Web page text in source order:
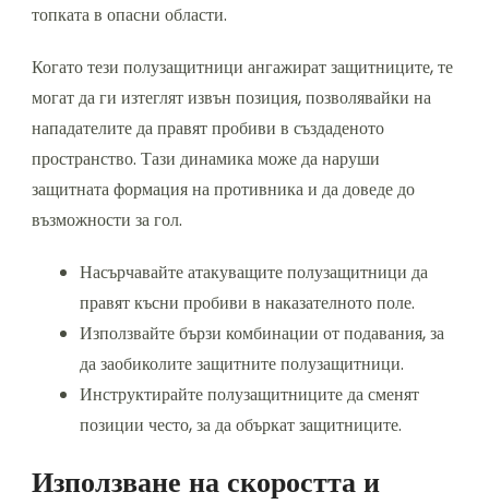
топката в опасни области.
Когато тези полузащитници ангажират защитниците, те
могат да ги изтеглят извън позиция, позволявайки на
нападателите да правят пробиви в създаденото
пространство. Тази динамика може да наруши
защитната формация на противника и да доведе до
възможности за гол.
Насърчавайте атакуващите полузащитници да
правят късни пробиви в наказателното поле.
Използвайте бързи комбинации от подавания, за
да заобиколите защитните полузащитници.
Инструктирайте полузащитниците да сменят
позиции често, за да объркат защитниците.
Използване на скоростта и